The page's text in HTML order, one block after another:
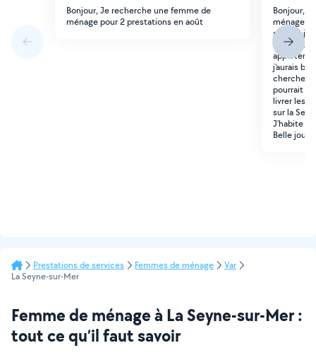
Bonjour, Je recherche une femme de
ménage pour 2 prestations en août
Bonjour,
ménage.
sept et je
mon
j'aurais
cherche
pourrait
livrer les
sur la
J'habite
Belle
Prestations de services Femmes de ménage
Var
La Seyne-sur-Mer
Femme de ménage à La Seyne-sur-Mer :
tout ce qu’il faut savoir